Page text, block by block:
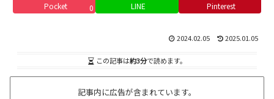
Pocket 0 LINE Pinterest
2024.02.05 2025.01.05
この記事は約3分で読めます。
記事内に広告が含まれています。